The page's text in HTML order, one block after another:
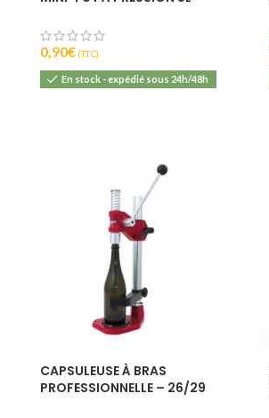
0,90€ (T.T.C).
En stock - expédié sous 24h/48h
CAPSULEUSE À BRAS
PROFESSIONNELLE – 26/29